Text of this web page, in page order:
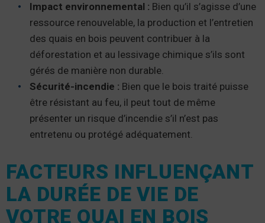
Impact environnemental : Bien qu’il s’agisse d’une
ressource renouvelable, la production et l’entretien
des quais en bois peuvent contribuer à la
déforestation et au lessivage chimique s’ils sont
gérés de manière non durable.
Sécurité-incendie : Bien que le bois traité puisse
être résistant au feu, il peut tout de même
présenter un risque d’incendie s’il n’est pas
entretenu ou protégé adéquatement.
FACTEURS INFLUENÇANT
LA DURÉE DE VIE DE
VOTRE QUAI EN BOIS